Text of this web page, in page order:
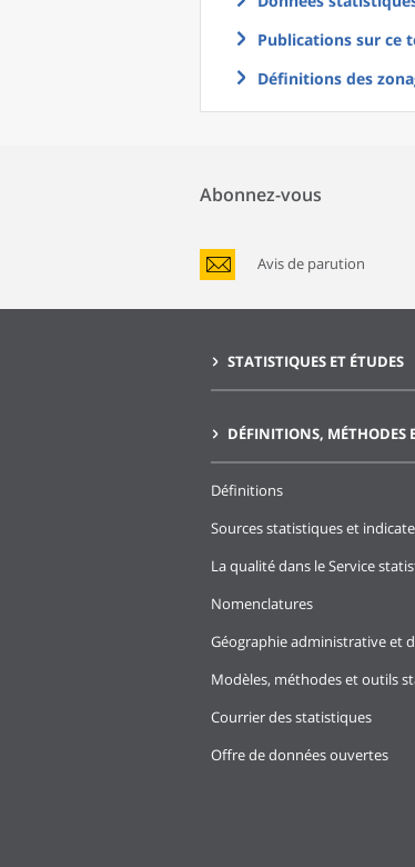
Publications sur ce
Définitions des
Abonnez-vous
Avis de parution
STATISTIQUES ET ÉTUDES
DÉFINITIONS, MÉTHODES
Définitions
Sources statistiques et
La qualité dans le Service
Nomenclatures
Géographie administrative et
Modèles, méthodes et outils
Courrier des statistiques
Offre de données ouvertes